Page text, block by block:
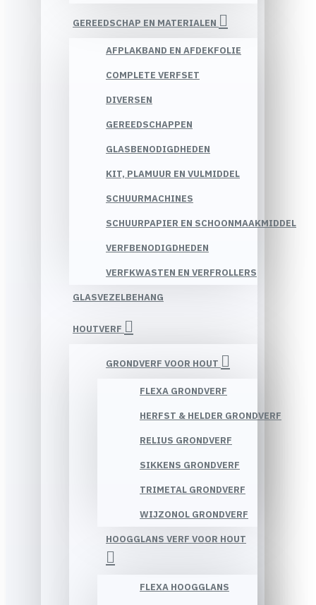
GEREEDSCHAP EN MATERIALEN
AFPLAKBAND EN AFDEKFOLIE
COMPLETE VERFSET
DIVERSEN
GEREEDSCHAPPEN
GLASBENODIGDHEDEN
KIT, PLAMUUR EN VULMIDDEL
SCHUURMACHINES
SCHUURPAPIER EN SCHOONMAAKMIDDEL
VERFBENODIGDHEDEN
VERFKWASTEN EN VERFROLLERS
GLASVEZELBEHANG
HOUTVERF
GRONDVERF VOOR HOUT
FLEXA GRONDVERF
HERFST & HELDER GRONDVERF
RELIUS GRONDVERF
SIKKENS GRONDVERF
TRIMETAL GRONDVERF
WIJZONOL GRONDVERF
HOOGGLANS VERF VOOR HOUT
FLEXA HOOGGLANS